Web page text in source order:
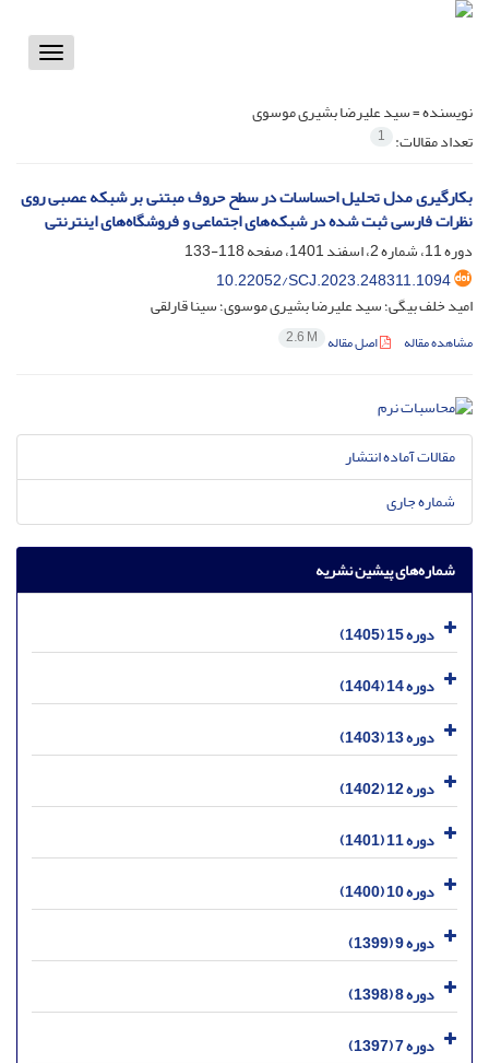
Toggle
نویسنده =سید علیرضا بشیری موسوی
تعداد مقالات: 1
بکارگیری مدل تحلیل احساسات در سطح حروف مبتنی بر شبکه عصبی روی
نظرات فارسی ثبت شده در شبکه‌های اجتماعی و فروشگاه‌های اینترنتی
دوره 11، شماره 2، اسفند 1401، صفحه
118-133
10.22052/SCJ.2023.248311.1094
امید خلف بیگی؛ سید علیرضا بشیری موسوی؛ سینا قارلقی
مشاهده مقاله اصل مقاله 2.6 M
مقالات آماده انتشار
شماره جاری
شماره‌های پیشین نشریه
دوره 15 (1405)
دوره 14 (1404)
دوره 13 (1403)
دوره 12 (1402)
دوره 11 (1401)
دوره 10 (1400)
دوره 9 (1399)
دوره 8 (1398)
دوره 7 (1397)